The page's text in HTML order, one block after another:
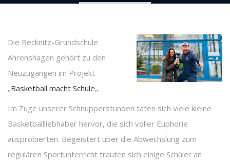
Die Recknitz-Grundschule
Ahrenshagen gehört zu den
Neuzugängen im Projekt
„Basketball macht Schule„.
Im Zuge unserer Schnupperstunden taten sich viele kleine
Basketballliebhaber hervor, die sich voller Euphorie
ausprobierten. Begeistert über die Abwechslung zum
regulären Sportunterricht trauten sich einige Schüler an